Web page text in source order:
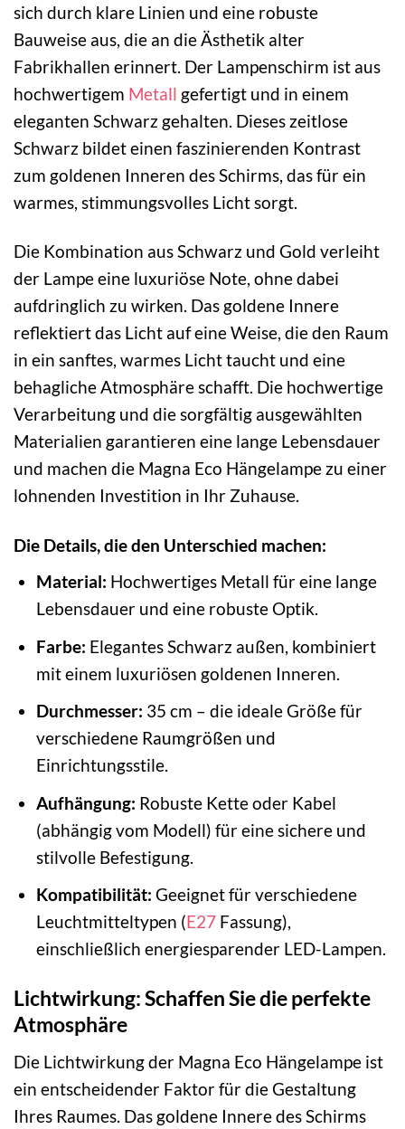
sich durch klare Linien und eine robuste
Bauweise aus, die an die Ästhetik alter
Fabrikhallen erinnert. Der Lampenschirm ist aus
hochwertigem Metall gefertigt und in einem
eleganten Schwarz gehalten. Dieses zeitlose
Schwarz bildet einen faszinierenden Kontrast
zum goldenen Inneren des Schirms, das für ein
warmes, stimmungsvolles Licht sorgt.
Die Kombination aus Schwarz und Gold verleiht
der Lampe eine luxuriöse Note, ohne dabei
aufdringlich zu wirken. Das goldene Innere
reflektiert das Licht auf eine Weise, die den Raum
in ein sanftes, warmes Licht taucht und eine
behagliche Atmosphäre schafft. Die hochwertige
Verarbeitung und die sorgfältig ausgewählten
Materialien garantieren eine lange Lebensdauer
und machen die Magna Eco Hängelampe zu einer
lohnenden Investition in Ihr Zuhause.
Die Details, die den Unterschied machen:
Material: Hochwertiges Metall für eine lange
Lebensdauer und eine robuste Optik.
Farbe: Elegantes Schwarz außen, kombiniert
mit einem luxuriösen goldenen Inneren.
Durchmesser: 35 cm – die ideale Größe für
verschiedene Raumgrößen und
Einrichtungsstile.
Aufhängung: Robuste Kette oder Kabel
(abhängig vom Modell) für eine sichere und
stilvolle Befestigung.
Kompatibilität: Geeignet für verschiedene
Leuchtmitteltypen (E27Fassung),
einschließlich energiesparender LED-Lampen.
Lichtwirkung: Schaffen Sie die perfekte
Atmosphäre
Die Lichtwirkung der Magna Eco Hängelampe ist
ein entscheidender Faktor für die Gestaltung
Ihres Raumes. Das goldene Innere des Schirms